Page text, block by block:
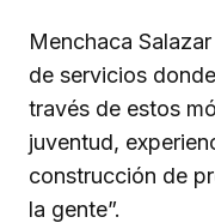
Menchaca
de servicios
través de estos
juventud,
construcción de
la gente”.